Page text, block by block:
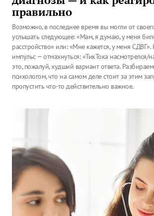
правильно
Возможно, в последнее время вы могли от
услышать следующее: «Мам, я думаю, у меня
расстройство» или: «Мне кажется, у меня
импульс — отмахнуться: «ТикТока насмотрелся/
это, пожалуй, худший вариант ответа.
психологом, что на самом деле стоит за этим
пропустить что-то действительно важное.